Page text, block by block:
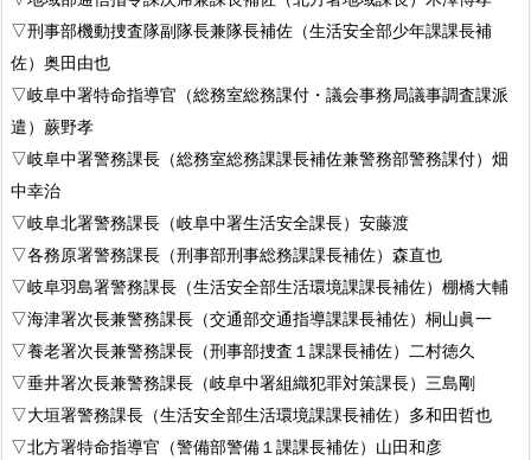
▽刑事部機動捜査隊副隊長兼隊長補佐（生活安全部少年課課長補
佐）奥田由也
▽岐阜中署特命指導官（総務室総務課付・議会事務局議事調査課派
遣）蕨野孝
▽岐阜中署警務課長（総務室総務課課長補佐兼警務部警務課付）畑
中幸治
▽岐阜北署警務課長（岐阜中署生活安全課長）安藤渡
▽各務原署警務課長（刑事部刑事総務課課長補佐）森直也
▽岐阜羽島署警務課長（生活安全部生活環境課課長補佐）棚橋大輔
▽海津署次長兼警務課長（交通部交通指導課課長補佐）桐山眞一
▽養老署次長兼警務課長（刑事部捜査１課課長補佐）二村徳久
▽垂井署次長兼警務課長（岐阜中署組織犯罪対策課長）三島剛
▽大垣署警務課長（生活安全部生活環境課課長補佐）多和田哲也
▽北方署特命指導官（警備部警備１課課長補佐）山田和彦